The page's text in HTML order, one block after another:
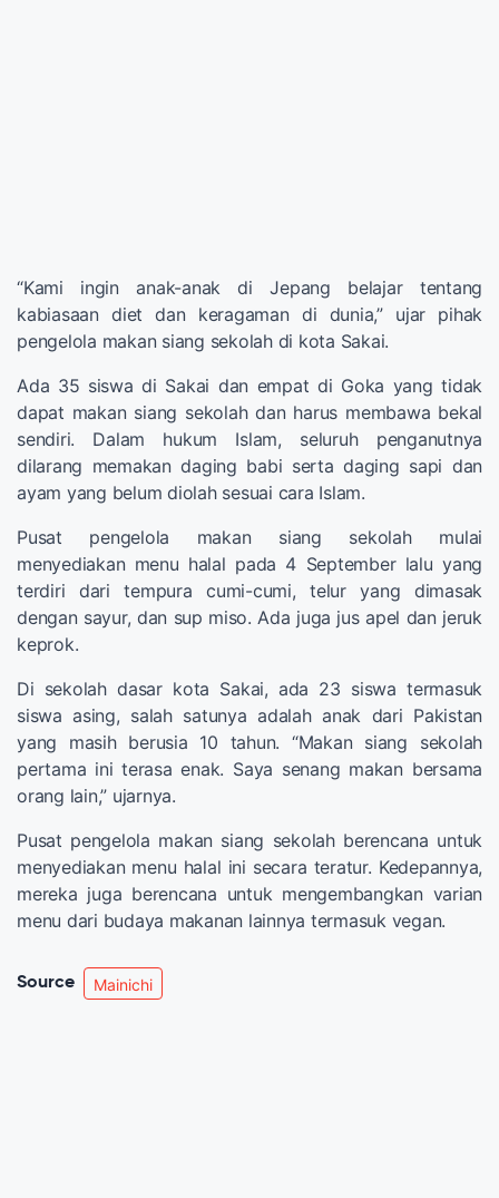
“Kami ingin anak-anak di Jepang belajar tentang
kabiasaan diet dan keragaman di dunia,” ujar pihak
pengelola makan siang sekolah di kota Sakai.
Ada 35 siswa di Sakai dan empat di Goka yang tidak
dapat makan siang sekolah dan harus membawa bekal
sendiri. Dalam hukum Islam, seluruh penganutnya
dilarang memakan daging babi serta daging sapi dan
ayam yang belum diolah sesuai cara Islam.
Pusat pengelola makan siang sekolah mulai
menyediakan menu halal pada 4 September lalu yang
terdiri dari tempura cumi-cumi, telur yang dimasak
dengan sayur, dan sup miso. Ada juga jus apel dan jeruk
keprok.
Di sekolah dasar kota Sakai, ada 23 siswa termasuk
siswa asing, salah satunya adalah anak dari Pakistan
yang masih berusia 10 tahun. “Makan siang sekolah
pertama ini terasa enak. Saya senang makan bersama
orang lain,” ujarnya.
Pusat pengelola makan siang sekolah berencana untuk
menyediakan menu halal ini secara teratur. Kedepannya,
mereka juga berencana untuk mengembangkan varian
menu dari budaya makanan lainnya termasuk vegan.
Source Mainichi